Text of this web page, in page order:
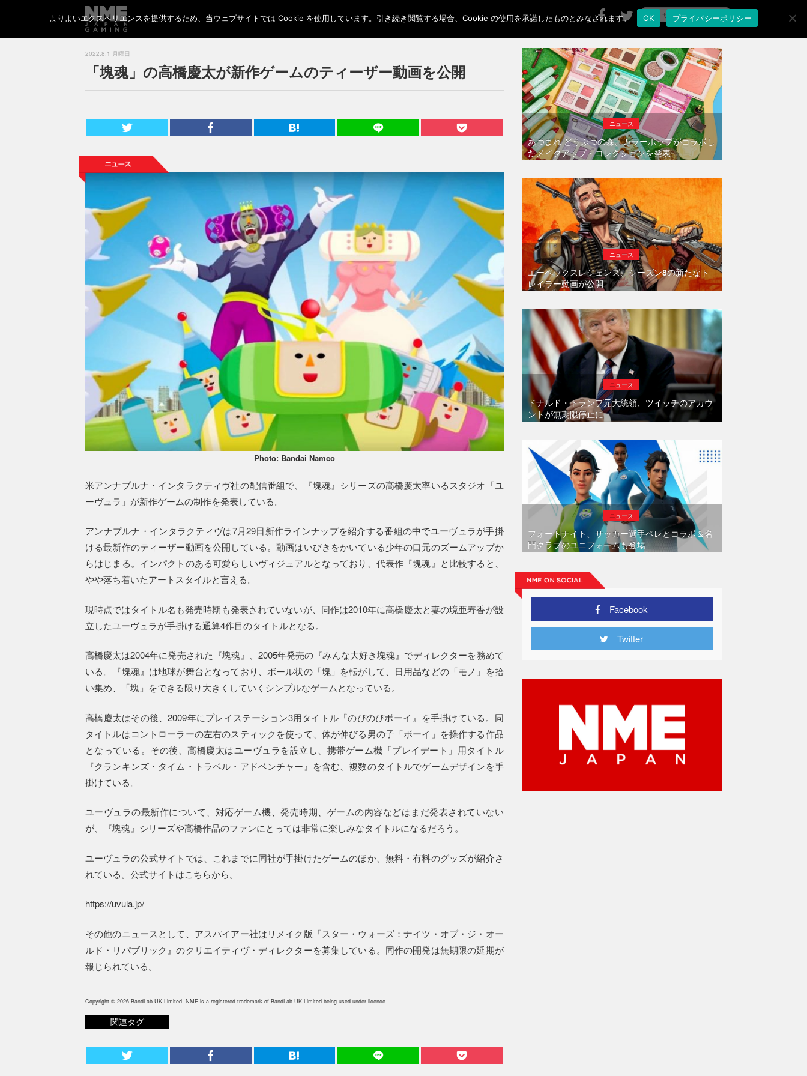
2022.8.1 月曜日
「塊魂」の高橋慶太が新作ゲームのティーザー動画を公開
Photo: Bandai Namco
米アンナプルナ・インタラクティヴ社の配信番組で、『塊魂』シリーズの高橋慶太率いるスタジオ「ユ
ーヴュラ」が新作ゲームの制作を発表している。
アンナプルナ・インタラクティヴは7月29日新作ラインナップを紹介する番組の中でユーヴュラが手掛
ける最新作のティーザー動画を公開している。動画はいびきをかいている少年の口元のズームアップか
らはじまる。インパクトのある可愛らしいヴィジュアルとなっており、代表作『塊魂』と比較すると、
やや落ち着いたアートスタイルと言える。
現時点ではタイトル名も発売時期も発表されていないが、同作は2010年に高橋慶太と妻の境亜寿香が設
立したユーヴュラが手掛ける通算4作目のタイトルとなる。
高橋慶太は2004年に発売された『塊魂』、2005年発売の『みんな大好き塊魂』でディレクターを務めて
いる。『塊魂』は地球が舞台となっており、ボール状の「塊」を転がして、日用品などの「モノ」を拾
い集め、「塊」をできる限り大きくしていくシンプルなゲームとなっている。
高橋慶太はその後、2009年にプレイステーション3用タイトル『のびのびボーイ』を手掛けている。同
タイトルはコントローラーの左右のスティックを使って、体が伸びる男の子「ボーイ」を操作する作品
となっている。その後、高橋慶太はユーヴュラを設立し、携帯ゲーム機「プレイデート」用タイトル
『クランキンズ・タイム・トラベル・アドベンチャー』を含む、複数のタイトルでゲームデザインを手
掛けている。
ユーヴュラの最新作について、対応ゲーム機、発売時期、ゲームの内容などはまだ発表されていない
が、『塊魂』シリーズや高橋作品のファンにとっては非常に楽しみなタイトルになるだろう。
ユーヴュラの公式サイトでは、これまでに同社が手掛けたゲームのほか、無料・有料のグッズが紹介さ
れている。公式サイトはこちらから。
https://uvula.jp/
その他のニュースとして、アスパイアー社はリメイク版『スター・ウォーズ：ナイツ・オブ・ジ・オー
ルド・リパブリック』のクリエイティヴ・ディレクターを募集している。同作の開発は無期限の延期が
報じられている。
Copyright © 2026 BandLab UK Limited. NME is a registered trademark of BandLab UK Limited being used under licence.
関連タグ
ニュース
あつまれ どうぶつの森、カラーポップがコラボし
たメイクアップ・コレクションを発表
ニュース
エーペックスレジェンズ、シーズン8の新たなト
レイラー動画が公開
ニュース
ドナルド・トランプ元大統領、ツイッチのアカウ
ントが無期限停止に
ニュース
フォートナイト、サッカー選手ペレとコラボ＆名
門クラブのユニフォームも登場
Facebook
Twitter
よりよいエクスペリエンスを提供するため、当ウェブサイトでは Cookie を使用しています。引き続き閲覧する場合、Cookie の使用を承諾したものとみなされます。 OK プライバシーポリシー